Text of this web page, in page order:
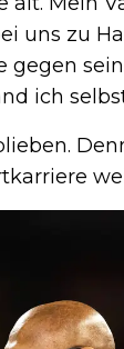
uns zu
ich